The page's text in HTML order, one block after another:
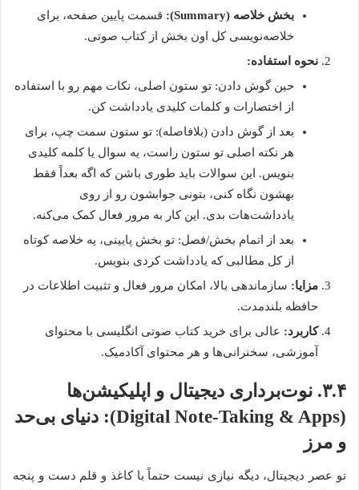
بخش خلاصه (Summary):
قسمت پایین صفحه، برای
خلاصه‌نویسی کل اون بخش از کتاب صوتی.
نحوه استفاده:
حین گوش دادن: تو ستون اصلی، نکات مهم رو با استفاده
از اختصارات و کلمات کلیدی یادداشت کن.
بعد از گوش دادن (بلافاصله): تو ستون سمت چپ، برای
هر نکته اصلی تو ستون راست، یه سوال یا کلمه کلیدی
بنویس. این سوالات باید طوری باشن که اگه بعداً فقط
بهشون نگاه کنی، بتونی جوابشون رو از روی
یادداشت‌هات بدی. این کار به مرور فعال کمک می‌کنه.
بعد از اتمام بخش/فصل: تو بخش پایینی، یه خلاصه کوتاه
از کل مطالبی که یادداشت کردی بنویس.
مزایا: سازماندهی بالا، امکان مرور فعال و تثبیت اطلاعات در
حافظه بلندمدت.
کاربرد: عالی برای خرید کتاب صوتی انگلیسی با محتوای
آموزشی، سخنرانی‌ها و هر محتوای آکادمیک.
۳.۴. نوت‌برداری دیجیتال و اپلیکیشن‌ها
(Digital Note-Taking & Apps): دنیای بی‌حد
و مرز
تو عصر دیجیتال، دیگه نیازی نیست حتماً با کاغذ و قلم دست و پنجه